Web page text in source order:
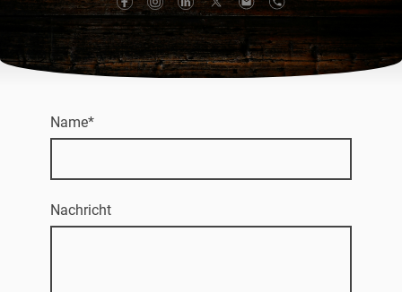
Name*
Nachricht